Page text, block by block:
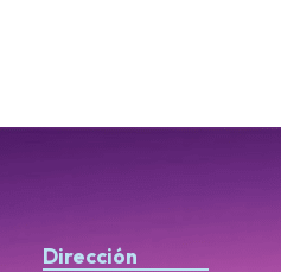
Dirección